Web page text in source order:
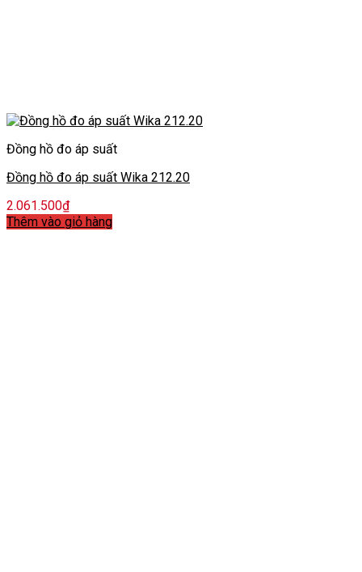
Đồng hồ đo áp suất
Đồng hồ đo áp suất Wika 212.20
2.061.500₫
Thêm vào giỏ hàng